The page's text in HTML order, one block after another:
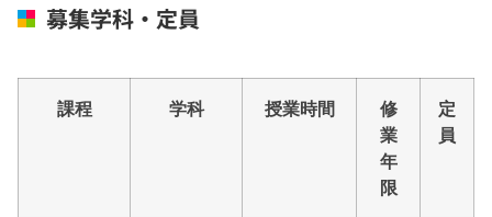
募集学科・定員
課程 学科 授業時間
修
業
年
限
定
員